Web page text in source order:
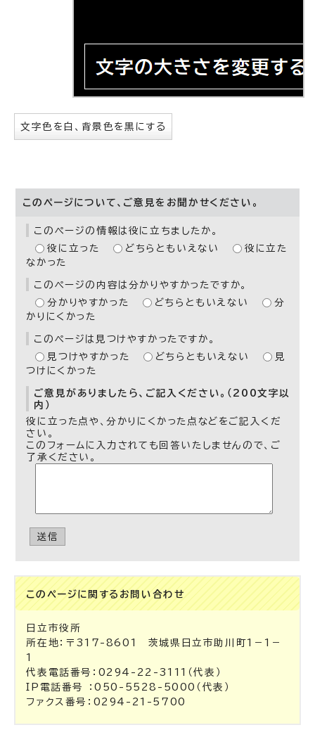
文字色を白、背景色を黒にする
このページについて、ご意見をお聞かせください。
このページの情報は役に立ちましたか。
役に立った
どちらともいえない
役に立た
なかった
このページの内容は分かりやすかったですか。
分かりやすかった
どちらともいえない
分
かりにくかった
このページは見つけやすかったですか。
見つけやすかった
どちらともいえない
見
つけにくかった
ご意見がありましたら、ご記入ください。（200文字以
内）
役に立った点や、分かりにくかった点などをご記入くだ
さい。
このフォームに入力されても回答いたしませんので、ご
了承ください。
送信
このページに関する お問い合わせ
日立市役所
所在地：〒317-8601 茨城県日立市助川町1－1－
1
代表電話番号：0294-22-3111（代表）
IP電話番号 ：050-5528-5000（代表）
ファクス番号：0294-21-5700